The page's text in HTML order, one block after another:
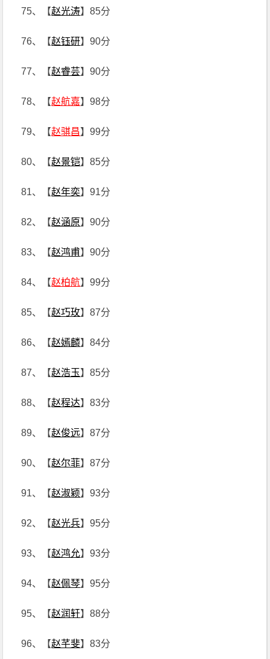
75、【赵光涛】85分
76、【赵钰研】90分
77、【赵睿芸】90分
78、【赵航嘉】98分
79、【赵骐昌】99分
80、【赵景铠】85分
81、【赵年奕】91分
82、【赵涵原】90分
83、【赵鸿甫】90分
84、【赵柏航】99分
85、【赵巧玫】87分
86、【赵嫣麟】84分
87、【赵浩玉】85分
88、【赵程达】83分
89、【赵俊远】87分
90、【赵尔菲】87分
91、【赵淑颖】93分
92、【赵光兵】95分
93、【赵鸿允】93分
94、【赵佩琴】95分
95、【赵润轩】88分
96、【赵芊斐】83分